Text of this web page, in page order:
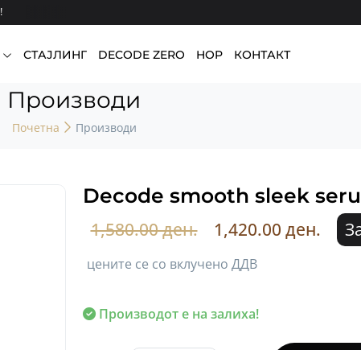
СТАЈЛИНГ DECODE ZERO HOP КОНТАКТ
Производи
Почетна Производи
Decode smooth sleek
1,580.00 ден. 1,420.00 ден.
цените се со вклучено ДДВ
Производот е на залиха!